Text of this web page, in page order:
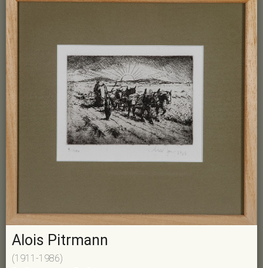
Alois Pitrmann
(1911-1986)